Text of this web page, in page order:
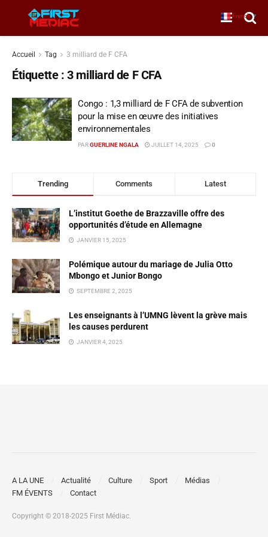
Accueil Tag 3 milliard de F CFA
Étiquette :3 milliard de F CFA
Congo : 1,3 milliard de F CFA de subvention
pour la mise en œuvre des initiatives
environnementales
PARGUERLINE NGALA JUILLET 14, 2025 0
Trending Comments Latest
L’institut Goethe de Brazzaville offre des
opportunités d’étude en Allemagne
JANVIER 15, 2025
Polémique autour du mariage de Julia Otto
Mbongo et Junior Bongo
SEPTEMBRE 2, 2025
Les enseignants à l’UMNG lèvent la grève mais
les causes perdurent
JANVIER 4, 2025
A LA UNE Actualité Culture Sport
Médias
FM ÉVENTS
Contact
Copyright © 2018-2025 First Médiac.
French ▼